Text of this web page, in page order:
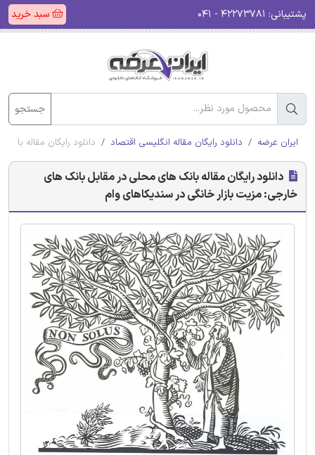
پشتیبانی: سبد خرید
جستجو
ایران عرضه دانلود رایگان مقاله انگلیسی اقتصاد دانلود رایگان مقاله
دانلود رایگان مقاله بانک های محلی در مقابل بانک های
خارجی: مزیت بازار خانگی در سندیکاهای وام